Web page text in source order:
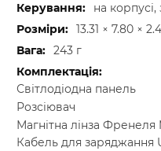
на
13.31 × 7.80 ×
243 г
Світлодіодна панель
Розсіювач
Магнітна лінза Френеля
Кабель для заряджання